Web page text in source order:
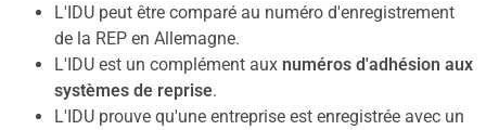
L'IDU peut être comparé au numéro d'enregistrement
de la REP en Allemagne.
L'IDU est un complément aux numéros d'adhésion aux
systèmes de reprise.
L'IDU prouve qu'une entreprise est enregistrée avec un